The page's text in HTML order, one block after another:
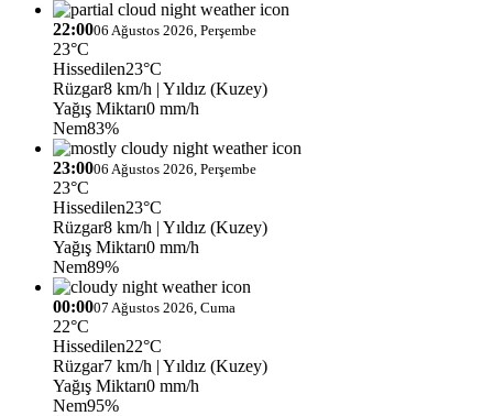
22:0006 Ağustos 2026, Perşembe
23°C
Hissedilen23°C
Rüzgar8 km/h | Yıldız (Kuzey)
Yağış Miktarı0 mm/h
Nem83%
23:0006 Ağustos 2026, Perşembe
23°C
Hissedilen23°C
Rüzgar8 km/h | Yıldız (Kuzey)
Yağış Miktarı0 mm/h
Nem89%
00:0007 Ağustos 2026, Cuma
22°C
Hissedilen22°C
Rüzgar7 km/h | Yıldız (Kuzey)
Yağış Miktarı0 mm/h
Nem95%